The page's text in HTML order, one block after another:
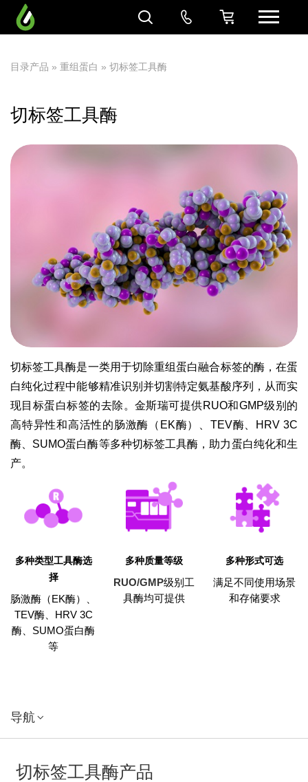
目录产品 » 重组蛋白 » 切标签工具酶
切标签工具酶
切标签工具酶是一类用于切除重组蛋白融合标签的酶，在蛋
白纯化过程中能够精准识别并切割特定氨基酸序列，从而实
现目标蛋白标签的去除。金斯瑞可提供RUO和GMP级别的
高特异性和高活性的肠激酶（EK酶）、TEV酶、HRV 3C
酶、SUMO蛋白酶等多种切标签工具酶，助力蛋白纯化和生
产。
多种类型工具酶选
择
肠激酶（EK酶）、
TEV酶、HRV 3C
酶、SUMO蛋白酶
等
多种质量等级
RUO/GMP级别工
具酶均可提供
多种形式可选
满足不同使用场景
和存储要求
导航
切标签工具酶产品